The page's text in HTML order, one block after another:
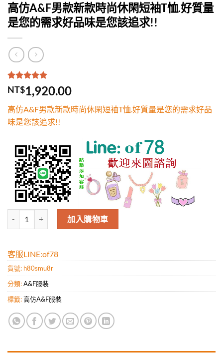
高仿A&F男款新款時尚休閑短袖T恤.好質量
是您的需求好品味是您該追求!!
評分5.00/
5，已有
1
位
分
NT$1,920.00
高仿A&F男款新款時尚休閑短袖T恤.好質量是您的需求好品
味是您該追求!!
高仿A&F男款新款時尚休閑短袖T恤.好質量是您的需求好品味是您該
加入購物車
客服LINE:of78
貨號: h80smu8r
分類:A&F服裝
標籤:高仿A&F服裝